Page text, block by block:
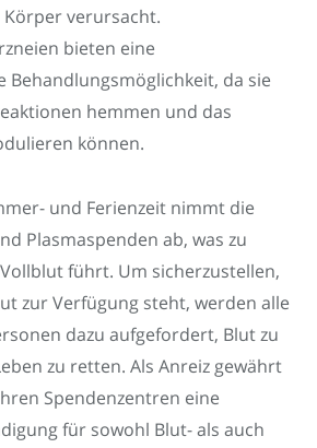
verursacht.
bieten eine
Behandlungsmöglichkeit, da sie
hemmen und das
können.
und Ferienzeit nimmt die
Plasmaspenden ab, was zu
führt. Um sicherzustellen,
zur Verfügung steht, werden alle
dazu aufgefordert, Blut zu
zu retten. Als Anreiz gewährt
Spendenzentren eine
für sowohl Blut- als auch